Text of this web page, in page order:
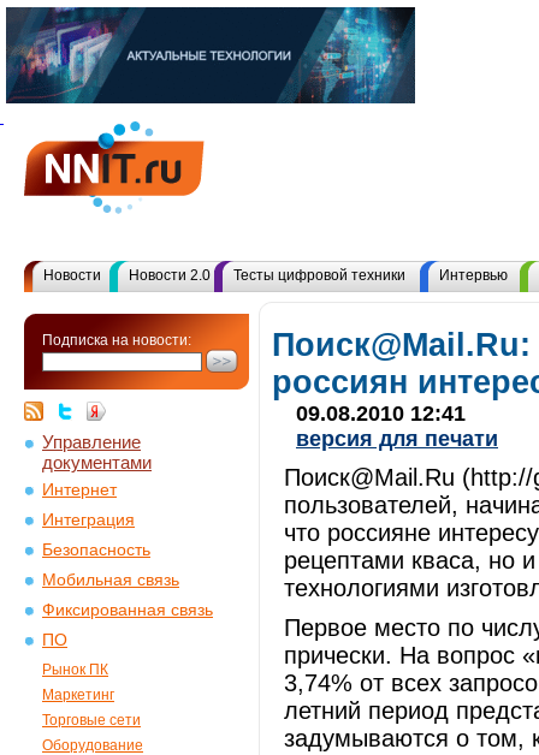
Новости Новости 2.0 Тесты цифровой техники Интервью
Подписка на новости:
Управление
документами
Интернет
Интеграция
Безопасность
Мобильная связь
Фиксированная связь
ПО
Рынок ПК
Маркетинг
Торговые сети
Оборудование
Поиск@Mail.Ru:
россиян
09.08.2010 12:41
версия для печати
Поиск@Mail.Ru
пользователей,
что россияне
рецептами кваса, но
технологиями
Первое место по
прически. На вопрос
3,74% от всех
летний период
задумываются о том,